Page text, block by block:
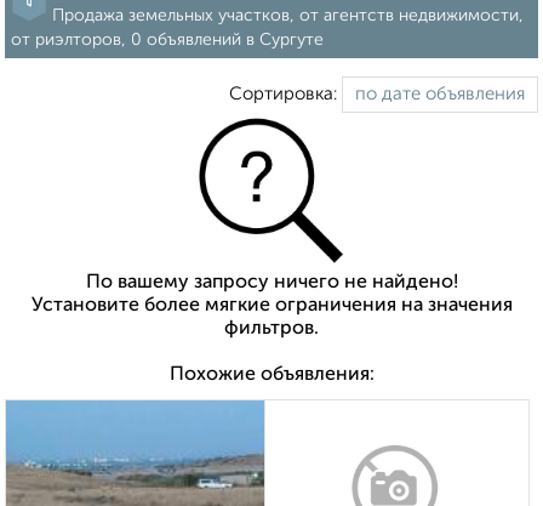
Продажа земельных участков, от агентств недвижимости,
от риэлторов, 0 объявлений в Сургуте
Сортировка:
По вашему запросу ничего не найдено!
Установите более мягкие ограничения на значения
фильтров.
Похожие объявления: